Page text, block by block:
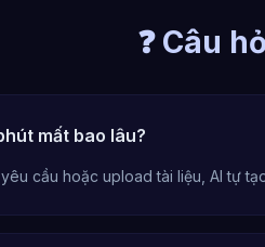
❓ Câu
mất bao lâu?
cầu hoặc upload tài liệu, AI tự